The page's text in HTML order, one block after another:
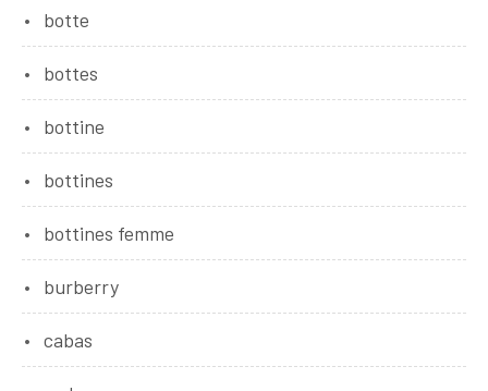
botte
bottes
bottine
bottines
bottines femme
burberry
cabas